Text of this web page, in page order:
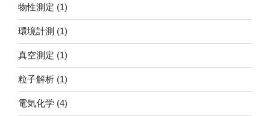
物性測定 (1)
環境計測 (1)
真空測定 (1)
粒子解析 (1)
電気化学 (4)